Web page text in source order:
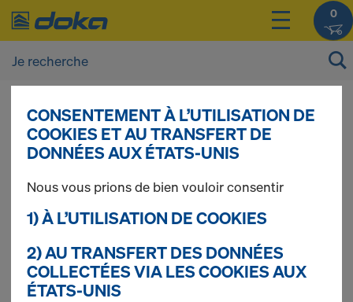
0
Vous pouvez afficher les prix de vos produits
après vous être connecté(e)ouinscrit(e)
Élargissement de
l'échafaudage
CONSENTEMENT À L’UTILISATION DE
COOKIES ET AU TRANSFERT DE
DONNÉES AUX ÉTATS-UNIS
Nous vous prions de bien vouloir consentir
1) À L’UTILISATION DE COOKIES
2) AU TRANSFERT DES DONNÉES
COLLECTÉES VIA LES COOKIES AUX
ÉTATS-UNIS